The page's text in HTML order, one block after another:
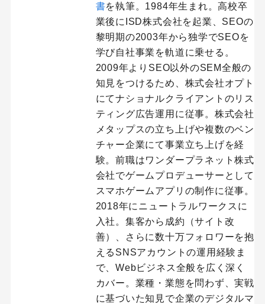
書を執筆。1984年生まれ。高校卒
業後にISD株式会社を起業、SEOの
黎明期の2003年から独学でSEOを
学び自社事業を軌道に乗せる。
2009年よりSEO以外のSEM全般の
知見をつけるため、株式会社オプト
にてナショナルクライアントのリス
ティング広告運用に従事。株式会社
メタップスの立ち上げや複数のベン
チャー企業にて事業立ち上げを経
験。前職はワンダープラネット株式
会社でゲームプロデューサーとして
スマホゲームアプリの制作に従事。
2018年にニュートラルワークスに
入社。集客から成約（サイト改
善）、さらに数十万フォロワーを抱
えるSNSアカウントの運用経験ま
で、Webビジネス全般を広く深く
カバー。業種・業態を問わず、実戦
に基づいた知見で企業のデジタルマ